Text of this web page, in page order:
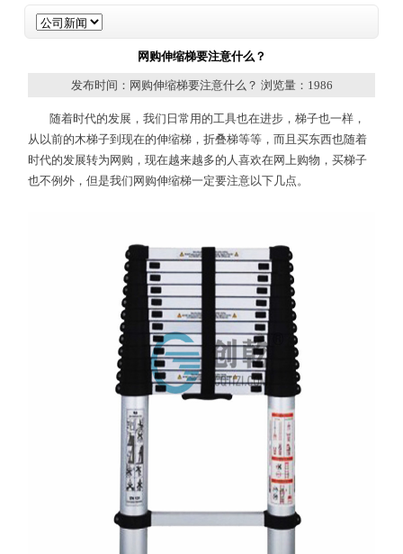
网购伸缩梯要注意什么？
发布时间：网购伸缩梯要注意什么？ 浏览量： 1986
随着时代的发展，我们日常用的工具也在进步，梯子也一样，
从以前的木梯子到现在的伸缩梯，折叠梯等等，而且买东西也随着
时代的发展转为网购，现在越来越多的人喜欢在网上购物，买梯子
也不例外，但是我们网购伸缩梯一定要注意以下几点。